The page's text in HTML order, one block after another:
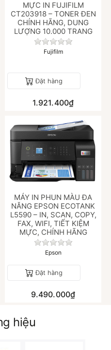
nào cho sản phẩm này.
MỰC IN FUJIFILM
CT203918 – TONER ĐEN
CHÍNH HÃNG, DUNG
LƯỢNG 10.000 TRANG
Chưa có đánh
Fujifilm
Đặt hàng
1.921.400₫
nào cho sản phẩm này.
MÁY IN PHUN MÀU ĐA
NĂNG EPSON ECOTANK
L5590 – IN, SCAN, COPY,
FAX, WIFI, TIẾT KIỆM
MỰC, CHÍNH HÃNG
Chưa có đánh
Epson
Đặt hàng
9.490.000₫
hiệu